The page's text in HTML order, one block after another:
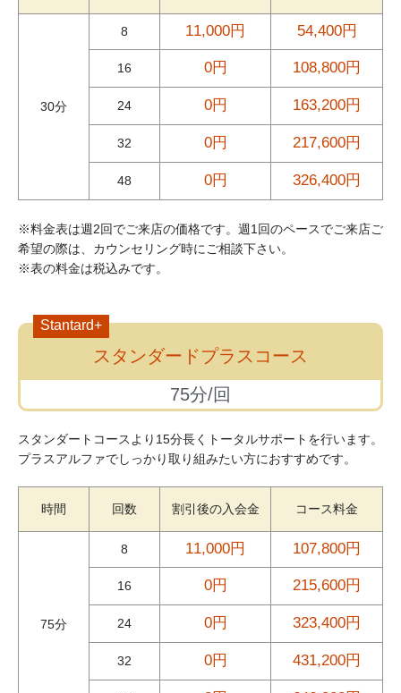
30分
8 11,000円 54,400円
16 0円 108,800円
24 0円 163,200円
32 0円 217,600円
48 0円 326,400円
※料金表は週2回でご来店の価格です。週1回のペースでご来店ご
希望の際は、カウンセリング時にご相談下さい。
※表の料金は税込みです。
Stantard+
スタンダードプラスコース
75分/回
スタンダートコースより15分長くトータルサポートを行います。
プラスアルファでしっかり取り組みたい方におすすめです。
時間 回数 割引後の入会金 コース料金
75分
8 11,000円 107,800円
16 0円 215,600円
24 0円 323,400円
32 0円 431,200円